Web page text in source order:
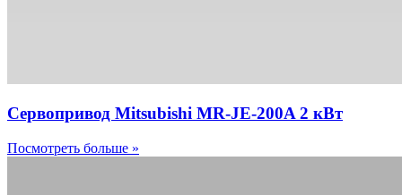
Сервопривод Mitsubishi MR-JE-200A 2 кВт
Посмотреть больше »